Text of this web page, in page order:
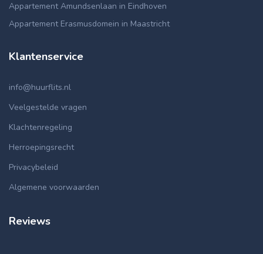
Appartement Amundsenlaan in Eindhoven
Appartement Erasmusdomein in Maastricht
Klantenservice
info@huurflits.nl
Veelgestelde vragen
Klachtenregeling
Herroepingsrecht
Privacybeleid
Algemene voorwaarden
Reviews